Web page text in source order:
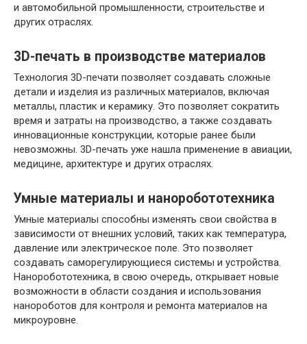
и автомобильной промышленности, строительстве и
других отраслях.
3D-печать в производстве материалов
Технология 3D-печати позволяет создавать сложные
детали и изделия из различных материалов, включая
металлы, пластик и керамику. Это позволяет сократить
время и затраты на производство, а также создавать
инновационные конструкции, которые ранее были
невозможны. 3D-печать уже нашла применение в авиации,
медицине, архитектуре и других отраслях.
Умные материалы и наноробототехника
Умные материалы способны изменять свои свойства в
зависимости от внешних условий, таких как температура,
давление или электрическое поле. Это позволяет
создавать саморегулирующиеся системы и устройства.
Наноробототехника, в свою очередь, открывает новые
возможности в области создания и использования
нанороботов для контроля и ремонта материалов на
микроуровне.